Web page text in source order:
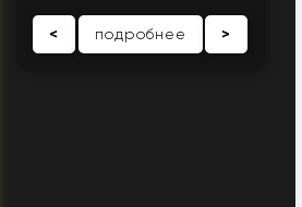
< подробнее >